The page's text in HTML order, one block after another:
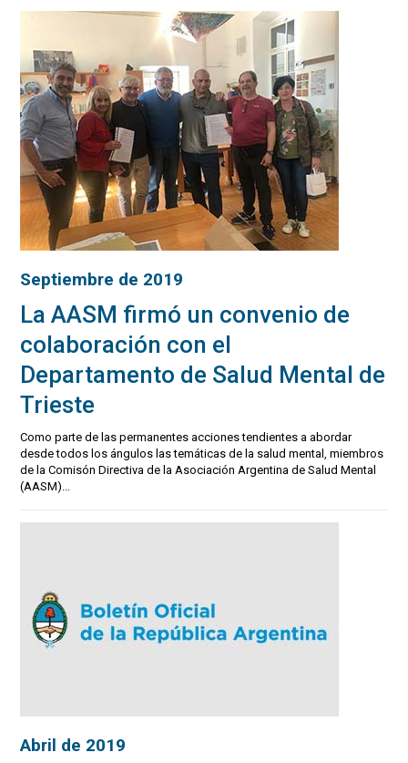
Septiembre de 2019
La AASM firmó un convenio de
colaboración con el
Departamento de Salud Mental de
Trieste
Como parte de las permanentes acciones tendientes a abordar
desde todos los ángulos las temáticas de la salud mental, miembros
de la Comisón Directiva de la Asociación Argentina de Salud Mental
(AASM)...
Abril de 2019